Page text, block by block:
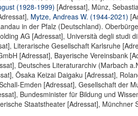
(1928-1999) [Adressat], Münz,
, Mytze, Andreas W. (1944-2021)
in der Pfalz (Deutschland).
AG [Adressat], Università degli studi
, Literarische Gesellschaft Karlsruhe
[Adressat], Bayerische Vereinsbank
, Deutsches Literaturarchiv (Marbach
, Ōsaka Keizai Daigaku [Adressat],
Emden [Adressat], Gesellschaft der
, Bundesminister für Bildung und
Staatstheater [Adressat], Münchner